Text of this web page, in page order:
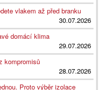
vlakem až před branku
30.07.2026
domácí klima
29.07.2026
kompromisů
28.07.2026
Proto výběr izolace